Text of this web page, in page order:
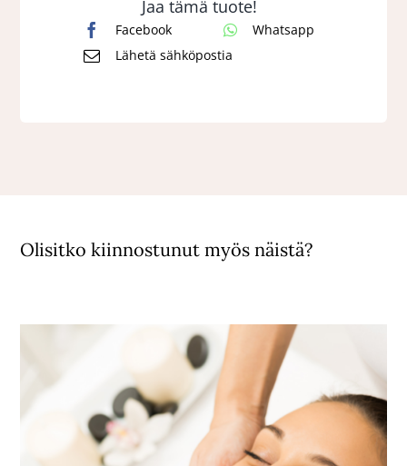
Jaa tämä tuote!
Facebook
Whatsapp
Lähetä sähköpostia
Olisitko kiinnostunut myös näistä?